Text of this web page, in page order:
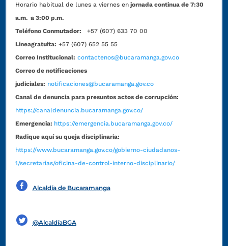
Horario habitual de lunes a viernes en jornada continua de 7:30
a.m. a 3:00 p.m.
Teléfono Conmutador:
+57 (607) 633 70 00
Líneagratuita: +57 (607) 652 55 55
Correo Institucional: contactenos@bucaramanga.gov.co
Correo de notificaciones
judiciales: notificaciones@bucaramanga.gov.co
Canal de denuncia para presuntos actos de corrupción:
https://canaldenuncia.bucaramanga.gov.co/
Emergencia: https://emergencia.bucaramanga.gov.co/
Radique aquí su queja disciplinaria:
https://www.bucaramanga.gov.co/gobierno-ciudadanos-
1/secretarias/oficina-de-control-interno-disciplinario/
Alcaldía de Bucaramanga
@AlcaldíaBGA